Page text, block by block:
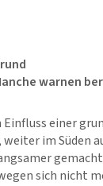
warnen
Einfluss einer
im Süden
sich nicht